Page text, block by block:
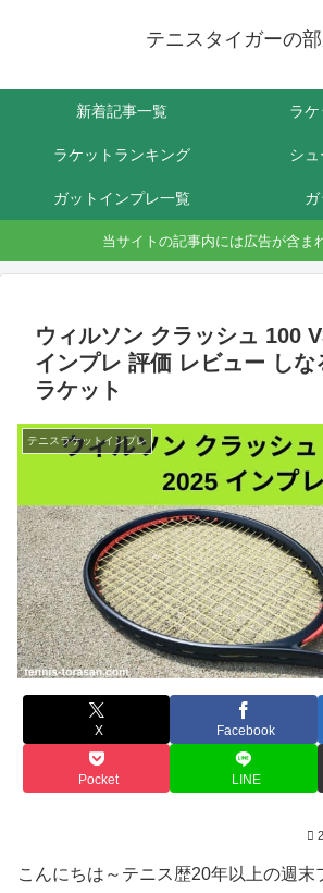
テニスタイガーの
新着記事一覧 ラ
ラケットランキング シ
ガットインプレ一覧
当サイトの記事内には広告が含ま
ウィルソン クラッシュ 100
インプレ 評価 レビュー しな
ラケット
テニスラケットインプレ
X Facebook
Pocket LINE
こんにちは～テニス歴20年以上の週末